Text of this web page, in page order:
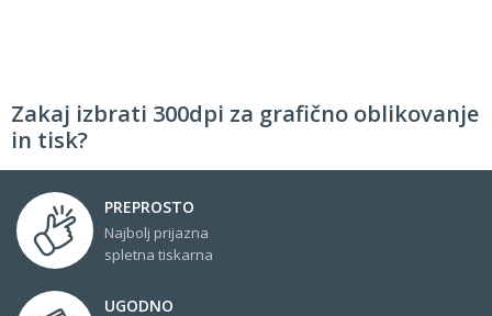
Zakaj izbrati 300dpi za grafično oblikovanje
in tisk?
PREPROSTO
Najbolj prijazna
spletna tiskarna
UGODNO